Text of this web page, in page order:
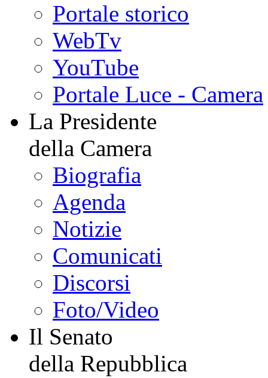
Portale storico
WebTv
YouTube
Portale Luce - Camera
La Presidente
della Camera
Biografia
Agenda
Notizie
Comunicati
Discorsi
Foto/Video
Il Senato
della Repubblica